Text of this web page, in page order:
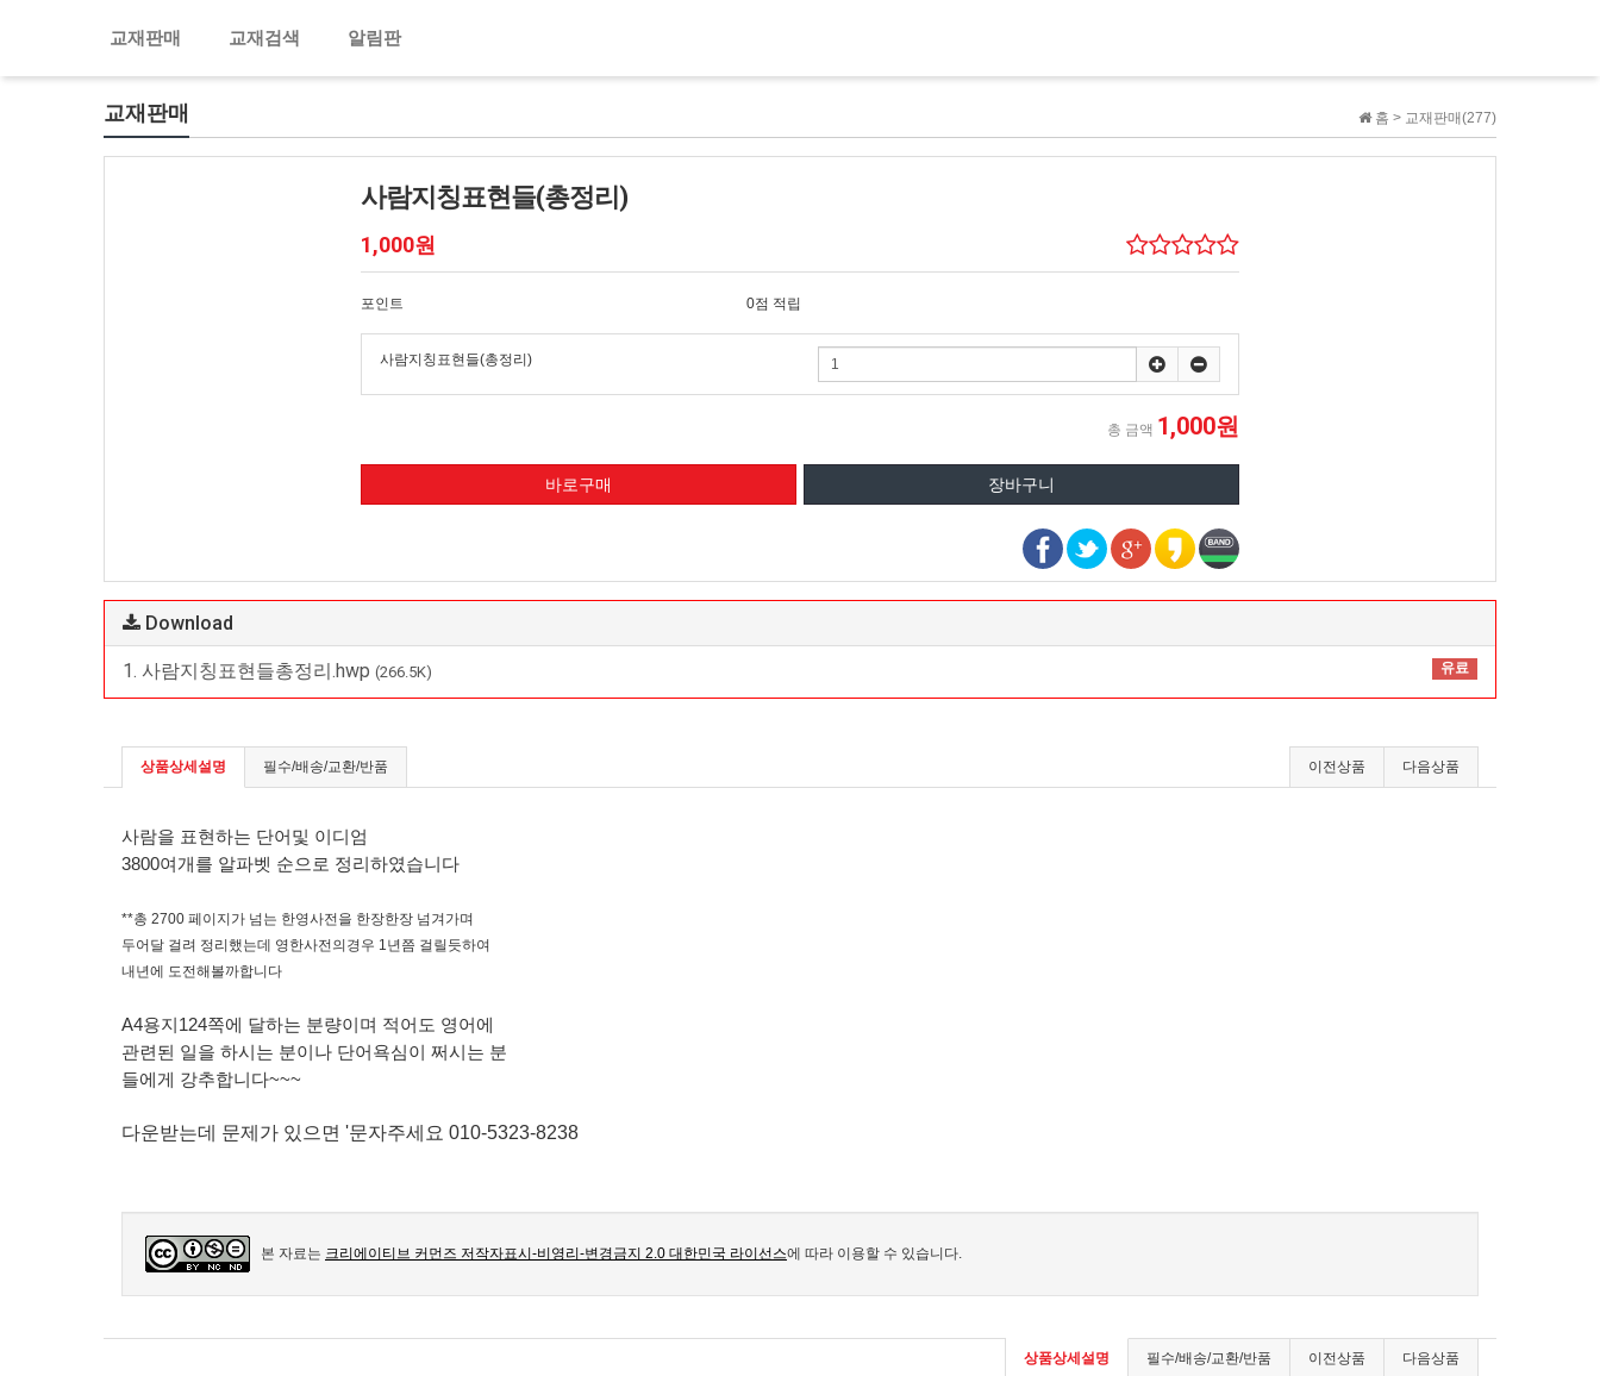
교재판매 교재검색 알림판
홈 > 교재판매(277)
교재판매
사람지칭표현들(총정리)
1,000원
포인트 0점 적립
사람지칭표현들(총정리)
총 금액 1,000원
Download
1. 사람지칭표현들총정리.hwp (266.5K) 유료
상품상세설명 필수/배송/교환/반품 다음상품
이전상품
사람을 표현하는 단어및 이디엄
3800여개를 알파벳 순으로 정리하였습니다
**총 2700 페이지가 넘는 한영사전을 한장한장 넘겨가며
두어달 걸려 정리했는데 영한사전의경우 1년쯤 걸릴듯하여
내년에 도전해볼까합니다
A4용지124쪽에 달하는 분량이며 적어도 영어에
관련된 일을 하시는 분이나 단어욕심이 쩌시는 분
들에게 강추합니다~~~
다운받는데 문제가 있으면 '문자주세요 010-5323-8238
본 자료는 크리에이티브 커먼즈 저작자표시-비영리-변경금지 2.0 대한민국 라이선스에 따라 이용할 수 있습니다.
상품상세설명 필수/배송/교환/반품 이전상품 다음상품